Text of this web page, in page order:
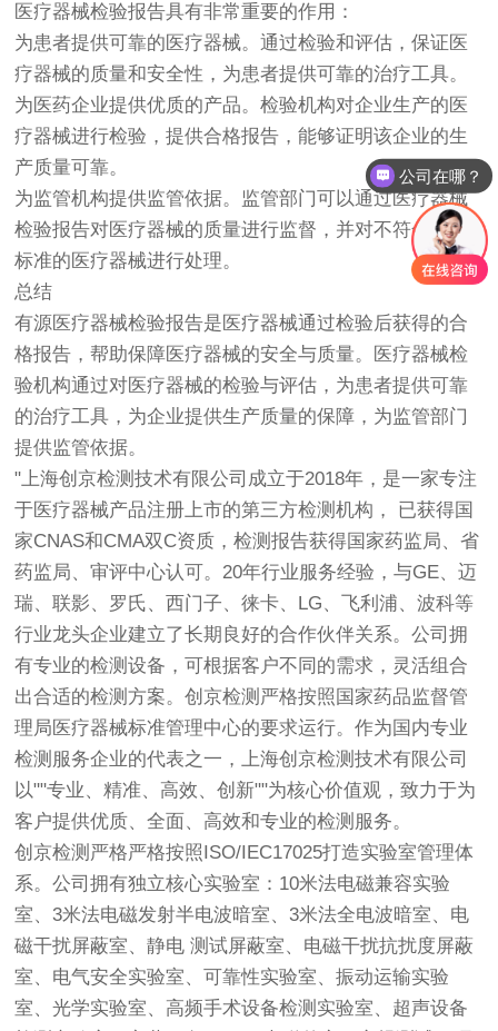
医疗器械检验报告具有非常重要的作用：
为患者提供可靠的医疗器械。通过检验和评估，保证医
疗器械的质量和安全性，为患者提供可靠的治疗工具。
为医药企业提供优质的产品。检验机构对企业生产的医
疗器械进行检验，提供合格报告，能够证明该企业的生
产质量可靠。
为监管机构提供监管依据。监管部门可以通过医疗器械
检验报告对医疗器械的质量进行监督，并对不符合相关
标准的医疗器械进行处理。
总结
有源医疗器械检验报告是医疗器械通过检验后获得的合
格报告，帮助保障医疗器械的安全与质量。医疗器械检
验机构通过对医疗器械的检验与评估，为患者提供可靠
的治疗工具，为企业提供生产质量的保障，为监管部门
提供监管依据。
"上海创京检测技术有限公司成立于2018年，是一家专注
于医疗器械产品注册上市的第三方检测机构， 已获得国
家CNAS和CMA双C资质，检测报告获得国家药监局、省
药监局、审评中心认可。20年行业服务经验，与GE、迈
瑞、联影、罗氏、西门子、徕卡、LG、飞利浦、波科等
行业龙头企业建立了长期良好的合作伙伴关系。公司拥
有专业的检测设备，可根据客户不同的需求，灵活组合
出合适的检测方案。创京检测 严格按照国家药品监督管
理局医疗器械标准管理中心的要求运行。作为国内专业
检测服务企业的代表之一，上海创京检测技术有限公司
以""专业、精准、高效、创新""为核心价值观，致力于为
客户提供优质、全面、高效和专业的检测服务。
创京检测 严格严格按照ISO/IEC17025打造实验室管理体
系。公司拥有独立核心实验室：10米法电磁兼容实验
室、3米法电磁发射半电波暗室、3米法全电波暗室、电
磁干扰屏蔽室、静电 测试屏蔽室、电磁干扰抗扰度屏蔽
室、电气安全实验室、可靠性实验室、振动运输实验
室、光学实验室、高频手术设备检测实验室、超声设备
公司在哪？